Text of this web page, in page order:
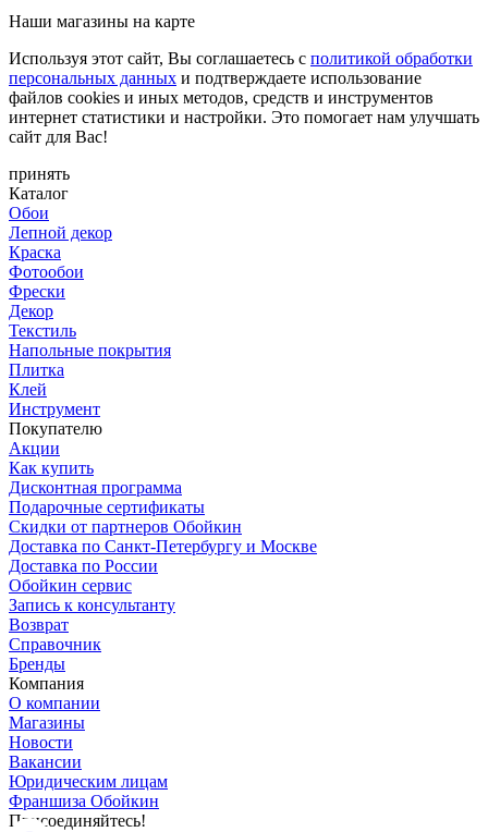
Наши магазины на карте
Используя этот сайт, Вы соглашаетесь с политикой обработки
персональных данных и подтверждаете использование
файлов cookies и иных методов, средств и инструментов
интернет статистики и настройки. Это помогает нам улучшать
сайт для Вас!
принять
Каталог
Обои
Лепной декор
Краска
Фотообои
Фрески
Декор
Текстиль
Напольные покрытия
Плитка
Клей
Инструмент
Покупателю
Акции
Как купить
Дисконтная программа
Подарочные сертификаты
Скидки от партнеров Обойкин
Доставка по Санкт-Петербургу и Москве
Доставка по России
Обойкин сервис
Запись к консультанту
Возврат
Справочник
Бренды
Компания
О компании
Магазины
Новости
Вакансии
Юридическим лицам
Франшиза Обойкин
Присоединяйтесь!